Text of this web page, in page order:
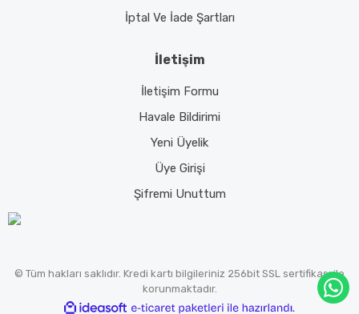
İptal Ve İade Şartları
İletişim
İletişim Formu
Havale Bildirimi
Yeni Üyelik
Üye Girişi
Şifremi Unuttum
© Tüm hakları saklıdır. Kredi kartı bilgileriniz 256bit SSL sertifikası ile
korunmaktadır.
ideasoft e-